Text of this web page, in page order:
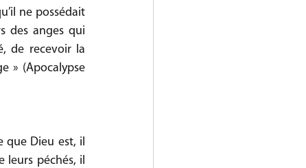
ne possédait
des anges qui
de recevoir la
» (Apocalypse
que Dieu est, il
leurs péchés, il